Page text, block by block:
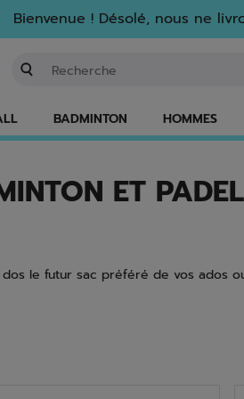
Bienvenue ! Désolé, nous ne
BADMINTON HOMMES
ET
le futur sac préféré de vos ados